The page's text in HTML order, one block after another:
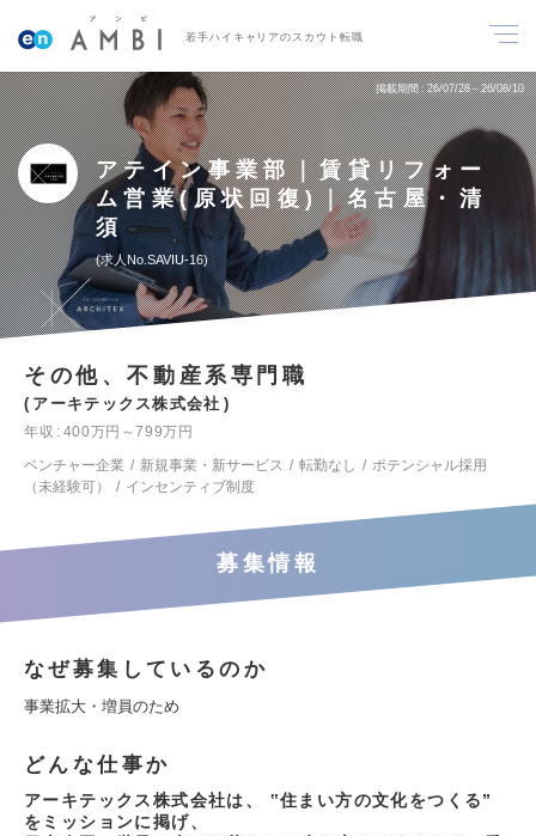
若手ハイキャリアのスカウト転職
掲載期間 26/07/28～26/08/10
アテイン事業部｜賃貸リフォー
ム営業(原状回復)｜名古屋・清
須
求人No.SAVIU-16
その他、不動産系専門職
アーキテックス株式会社
年収
400万円～799万円
ベンチャー企業
新規事業・新サービス 転勤なし
ポテンシャル採用
（未経験可）
インセンティブ制度
募集情報
なぜ募集しているのか
事業拡大・増員のため
どんな仕事か
アーキテックス株式会社は、 ‟住まい方の文化をつくる”
をミッションに掲げ、